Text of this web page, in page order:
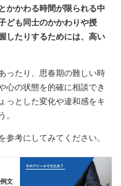
かかわる時間が限られる中
ども同士のかかわりや授
したりするためには、高い
ったり、思春期の難しい時
心の状態を的確に相談でき
っとした変化や違和感をキ
。
考にしてみてください。
文